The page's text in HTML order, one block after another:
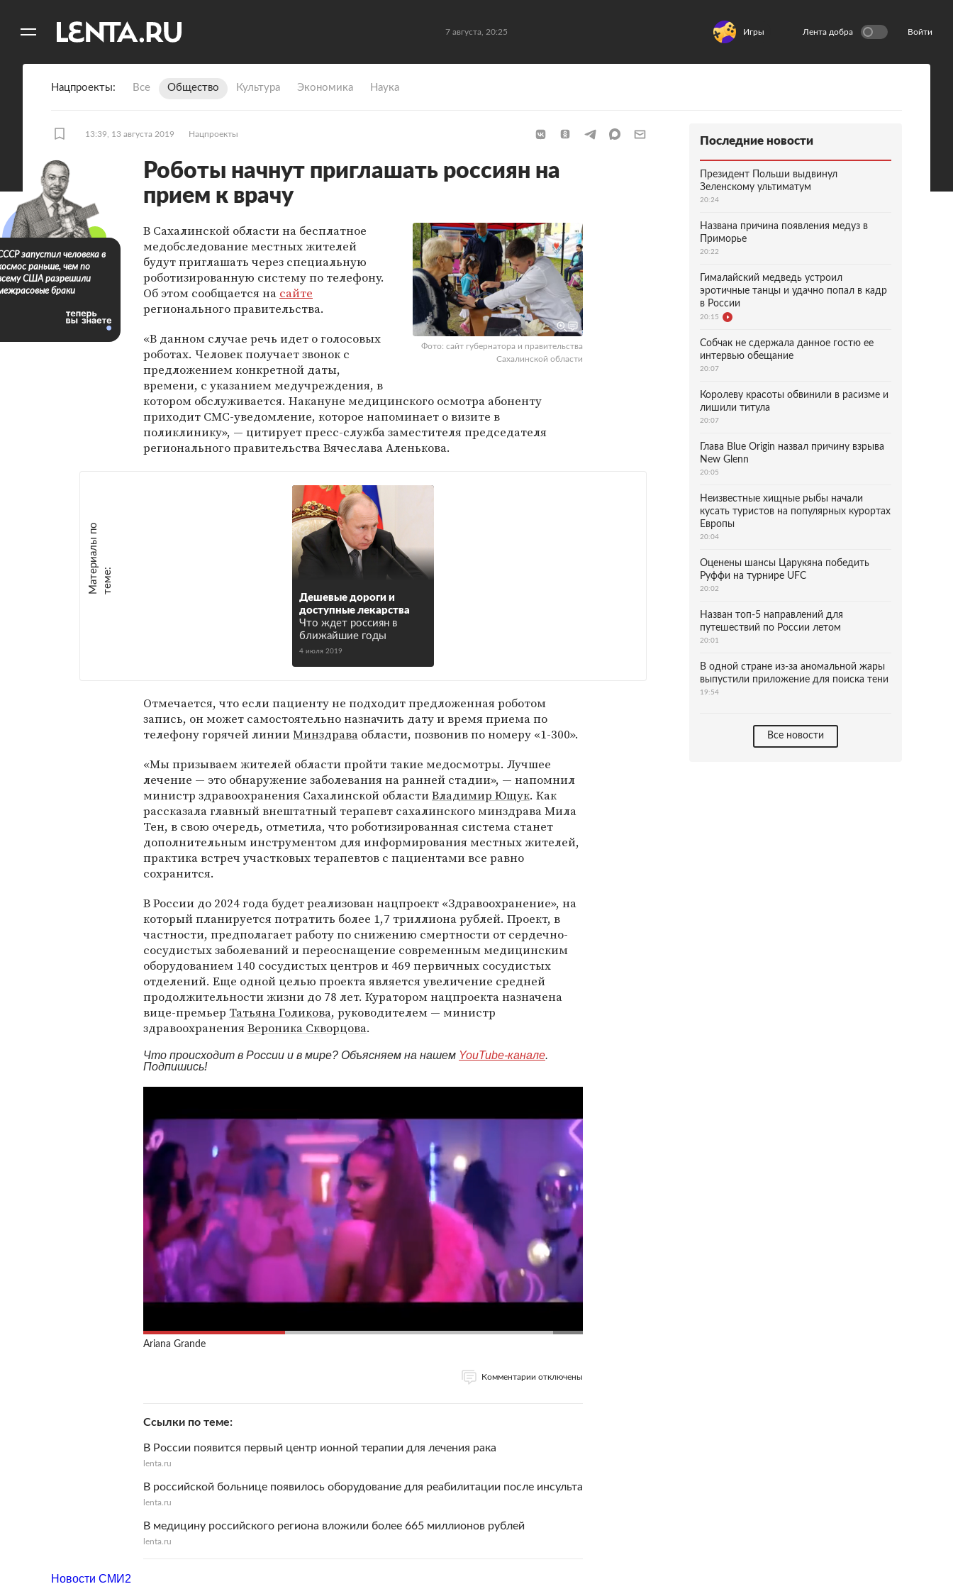
7 августа, 20:25 Игры Лента добра Войти
Нацпроекты Все Общество Культура Экономика Наука
13:39, 13 августа 2019 Нацпроекты
Роботы начнут приглашать россиян на
прием к врачу
Фото: сайт губернатора и правительства
Сахалинской области
В Сахалинской области на бесплатное
медобследование местных жителей
будут приглашать через специальную
роботизированную систему по телефону.
Об этом сообщается на сайте
регионального правительства.
«В данном случае речь идет о голосовых
роботах. Человек получает звонок с
предложением конкретной даты,
времени, с указанием медучреждения, в
котором обслуживается. Накануне медицинского осмотра абоненту
приходит СМС-уведомление, которое напоминает о визите в
поликлинику», — цитирует пресс-служба заместителя председателя
регионального правительства Вячеслава Аленькова.
М
а
т е
р
и
а
л
ы
п
о
т
е
м
е :
Дешевые дороги и
доступные лекарства
Что ждет россиян в
ближайшие годы
4 июля 2019
Отмечается, что если пациенту не подходит предложенная роботом
запись, он может самостоятельно назначить дату и время приема по
телефону горячей линииМинздрава области, позвонив по номеру «1-300».
«Мы призываем жителей области пройти такие медосмотры. Лучшее
лечение — это обнаружение заболевания на ранней стадии», — напомнил
министр здравоохранения Сахалинской областиВладимир Ющук. Как
рассказала главный внештатный терапевт сахалинского минздрава Мила
Тен, в свою очередь, отметила, что роботизированная система станет
дополнительным инструментом для информирования местных жителей,
практика встреч участковых терапевтов с пациентами все равно
сохранится.
В России до 2024 года будет реализован нацпроект «Здравоохранение», на
который планируется потратить более 1,7 триллиона рублей. Проект, в
частности, предполагает работу по снижению смертности от сердечно-
сосудистых заболеваний и переоснащение современным медицинским
оборудованием 140 сосудистых центров и 469 первичных сосудистых
отделений. Еще одной целью проекта является увеличение средней
продолжительности жизни до 78 лет. Куратором нацпроекта назначена
вице-премьер Татьяна Голикова, руководителем — министр
здравоохраненияВероника Скворцова.
Что происходит в России и в мире? Объясняем на нашем YouTube-канале.
Подпишись!
Ariana Grande
Комментарии отключены
Ссылки по теме
В России появится первый центр ионной терапии для лечения рака
lenta.ru
В российской больнице появилось оборудование для реабилитации после инсульта
lenta.ru
В медицину российского региона вложили более 665 миллионов рублей
lenta.ru
запустил человека в
раньше, чем по
США разрешили
браки
Последние новости
Президент Польши выдвинул
Зеленскому ультиматум
20:24
Названа причина появления медуз в
Приморье
20:22
Гималайский медведь устроил
эротичные танцы и удачно попал в кадр
в России
20:15
Собчак не сдержала данное гостю ее
интервью обещание
20:07
Королеву красоты обвинили в расизме и
лишили титула
20:07
Глава Blue Origin назвал причину взрыва
New Glenn
20:05
Неизвестные хищные рыбы начали
кусать туристов на популярных курортах
Европы
20:04
Оценены шансы Царукяна победить
Руффи на турнире UFC
20:02
Назван топ-5 направлений для
путешествий по России летом
20:01
В одной стране из-за аномальной жары
выпустили приложение для поиска тени
19:54
Все новости
Новости СМИ2